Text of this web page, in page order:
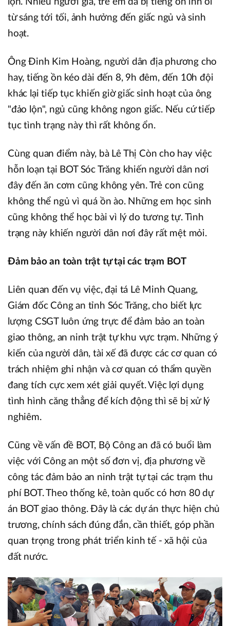
từ sáng tới tối, ảnh hưởng đến giấc ngủ và sinh
hoạt.
Ông Đinh Kim Hoàng, người dân địa phương cho
hay, tiếng ồn kéo dài đến 8, 9h đêm, đến 10h đội
khác lại tiếp tục khiến giờ giấc sinh hoạt của ông
"đảo lộn", ngủ cũng không ngon giấc. Nếu cứ tiếp
tục tình trạng này thì rất không ổn.
Cùng quan điểm này, bà Lê Thị Còn cho hay việc
hỗn loạn tại BOT Sóc Trăng khiến người dân nơi
đây đến ăn cơm cũng không yên. Trẻ con cũng
không thể ngủ vì quá ồn ào. Những em học sinh
cũng không thể học bài vì lý do tương tự. Tình
trạng này khiến người dân nơi đây rất mệt mỏi.
Đảm bảo an toàn trật tự tại các trạm BOT
Liên quan đến vụ việc, đại tá Lê Minh Quang,
Giám đốc Công an tỉnh Sóc Trăng, cho biết lực
lượng CSGT luôn ứng trực để đảm bảo an toàn
giao thông, an ninh trật tự khu vực trạm. Những ý
kiến của người dân, tài xế đã được các cơ quan có
trách nhiệm ghi nhận và cơ quan có thẩm quyền
đang tích cực xem xét giải quyết. Việc lợi dụng
tình hình căng thẳng để kích động thì sẽ bị xử lý
nghiêm.
Cũng về vấn đề BOT, Bộ Công an đã có buổi làm
việc với Công an một số đơn vị, địa phương về
công tác đảm bảo an ninh trật tự tại các trạm thu
phí BOT. Theo thống kê, toàn quốc có hơn 80 dự
án BOT giao thông. Đây là các dự án thực hiện chủ
trương, chính sách đúng đắn, cần thiết, góp phần
quan trọng trong phát triển kinh tế - xã hội của
đất nước.